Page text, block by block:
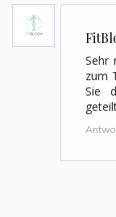
Sehr
zum
Sie